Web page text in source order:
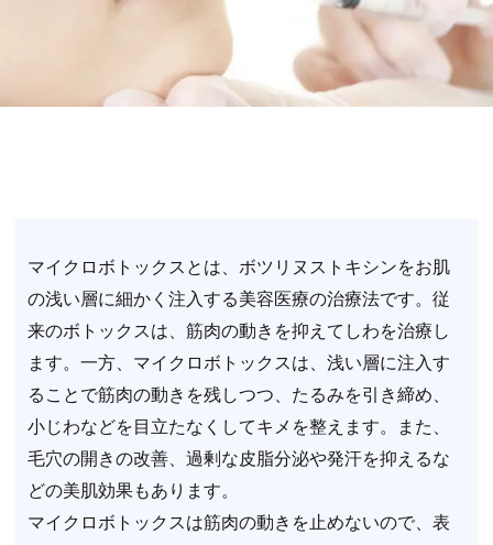
マイクロボトックスとは、ボツリヌストキシンをお肌
の浅い層に細かく注入する美容医療の治療法です。従
来のボトックスは、筋肉の動きを抑えてしわを治療し
ます。一方、マイクロボトックスは、浅い層に注入す
ることで筋肉の動きを残しつつ、たるみを引き締め、
小じわなどを目立たなくしてキメを整えます。また、
毛穴の開きの改善、過剰な皮脂分泌や発汗を抑えるな
どの美肌効果もあります。
マイクロボトックスは筋肉の動きを止めないので、表